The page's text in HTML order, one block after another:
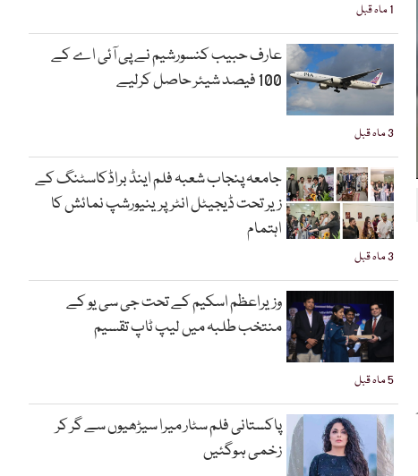
1 ماہ قبل
3 ماہ قبل
عارف حبیب کنسورشیم نے پی آئی اے کے
100 فیصد شیئر حاصل کرلیے
3 ماہ قبل
جامعہ پنجاب شعبہ فلم اینڈ براڈکاسٹنگ کے
زیر تحت ڈیجیٹل انٹرپرینیورشپ نمائش کا
اہتمام
5 ماہ قبل
وزیراعظم اسکیم کے تحت جی سی یو کے
منتخب طلبہ میں لیپ ٹاپ تقسیم
پاکستانی فلم سٹار میرا سیڑھیوں سے گر کر
زخمی ہوگئیں